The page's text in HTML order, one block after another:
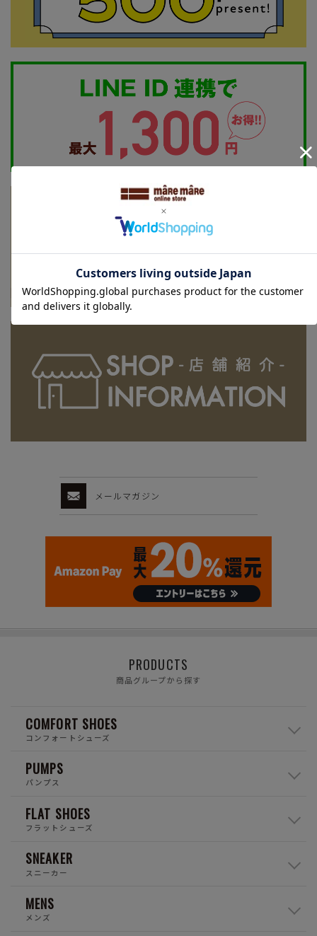
メールマガジン
PRODUCTS
商品グループから探す
COMFORT SHOES
コンフォートシューズ
PUMPS
パンプス
FLAT SHOES
フラットシューズ
SNEAKER
スニーカー
MENS
メンズ